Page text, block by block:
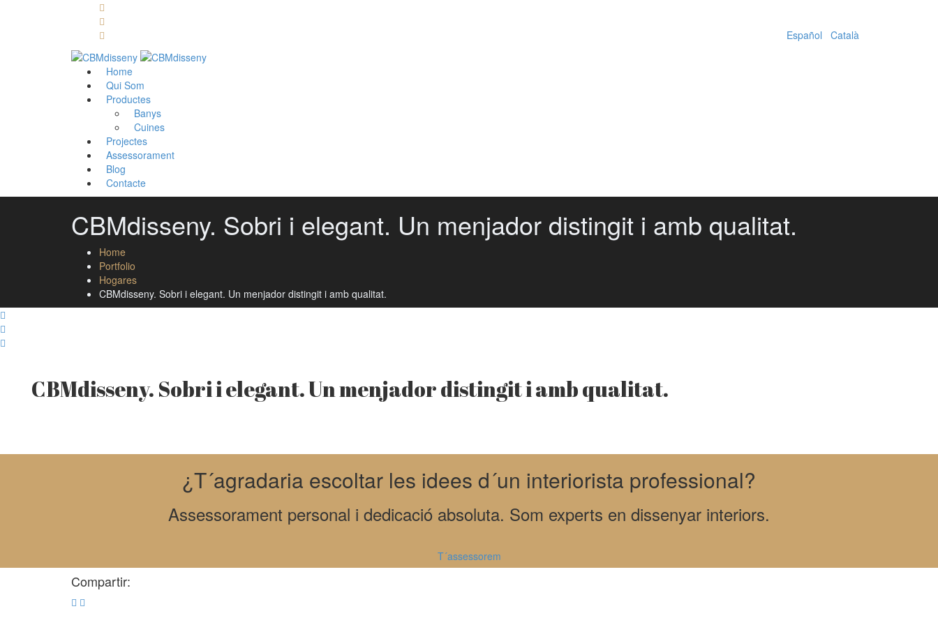
Español Català
Home
Qui Som
Productes
Banys
Cuines
Projectes
Assessorament
Blog
Contacte
CBMdisseny. Sobri i elegant. Un menjador distingit i amb qualitat.
Home
Portfolio
Hogares
CBMdisseny. Sobri i elegant. Un menjador distingit i amb qualitat.
CBMdisseny. Sobri i elegant. Un menjador distingit i amb qualitat.
¿T´agradaria escoltar les idees d´un interiorista professional?
Assessorament personal i dedicació absoluta. Som experts en dissenyar interiors.
T´assessorem
Compartir: